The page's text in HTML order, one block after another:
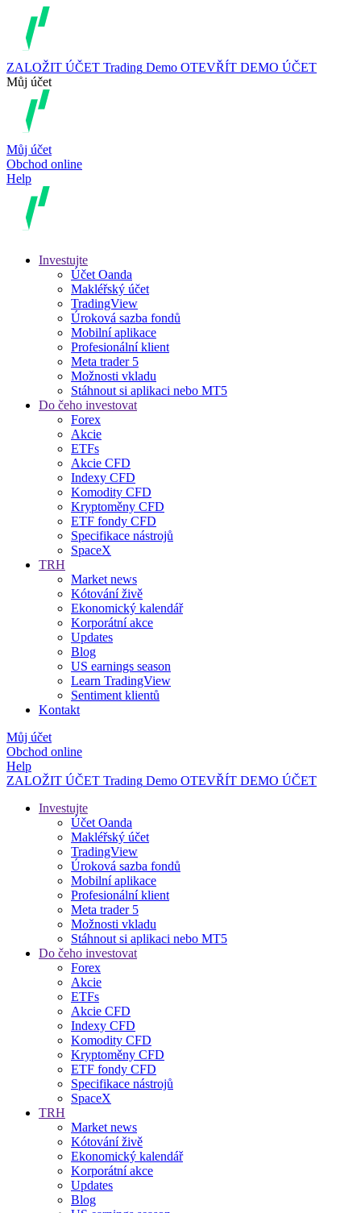
ZALOŽIT ÚČET Trading Demo OTEVŘÍT DEMO ÚČET
Můj účet
Můj účet
Obchod online
Help
Investujte
Účet Oanda
Makléřský účet
TradingView
Úroková sazba fondů
Mobilní aplikace
Profesionální klient
Meta trader 5
Možnosti vkladu
Stáhnout si aplikaci nebo MT5
Do čeho investovat
Forex
Akcie
ETFs
Akcie CFD
Indexy CFD
Komodity CFD
Kryptoměny CFD
ETF fondy CFD
Specifikace nástrojů
SpaceX
TRH
Market news
Kótování živě
Ekonomický kalendář
Korporátní akce
Updates
Blog
US earnings season
Learn TradingView
Sentiment klientů
Kontakt
Můj účet
Obchod online
Help
ZALOŽIT ÚČET Trading Demo OTEVŘÍT DEMO ÚČET
Investujte
Účet Oanda
Makléřský účet
TradingView
Úroková sazba fondů
Mobilní aplikace
Profesionální klient
Meta trader 5
Možnosti vkladu
Stáhnout si aplikaci nebo MT5
Do čeho investovat
Forex
Akcie
ETFs
Akcie CFD
Indexy CFD
Komodity CFD
Kryptoměny CFD
ETF fondy CFD
Specifikace nástrojů
SpaceX
TRH
Market news
Kótování živě
Ekonomický kalendář
Korporátní akce
Updates
Blog